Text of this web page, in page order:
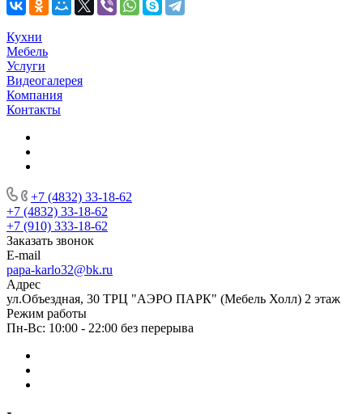
Кухни
Мебель
Услуги
Видеогалерея
Компания
Контакты
+7 (4832) 33-18-62
+7 (4832) 33-18-62
+7 (910) 333-18-62
Заказать звонок
E-mail
papa-karlo32@bk.ru
Адрес
ул.Объездная, 30 ТРЦ "АЭРО ПАРК" (Мебель Холл) 2 этаж
Режим работы
Пн-Вс: 10:00 - 22:00 без перерыва